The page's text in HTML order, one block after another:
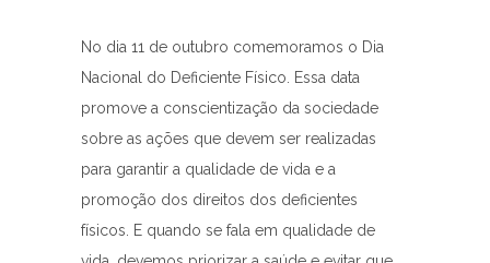
No dia 11 de outubro comemoramos o Dia
Nacional do Deficiente Físico. Essa data
promove a conscientização da sociedade
sobre as ações que devem ser realizadas
para garantir a qualidade de vida e a
promoção dos direitos dos deficientes
físicos. E quando se fala em qualidade de